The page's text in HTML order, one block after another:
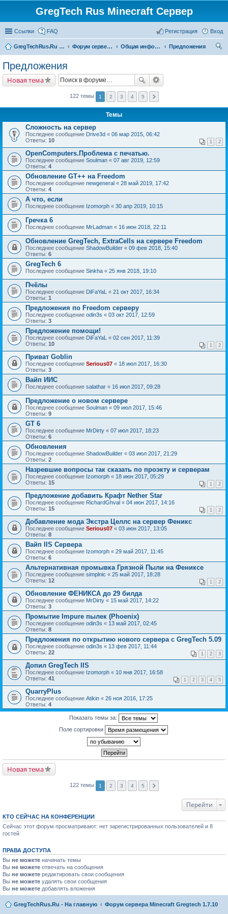
GregTech Rus Minecraft Сервер
Ссылки FAQ Вход
Регистрация
GregTechRus.Ru - На главную Форум сервера Minecraft Gregtech 1.7.10 Общая информация
Предложения
Предложения
Новая тема
122 темы 1 2 3 4 5
Темы
Сложность на сервер
Последнее сообщение Drive3d « 06 мар 2015, 06:42
Ответы: 10 1 2
OpenComputers.Проблема с печатью.
Последнее сообщение Soulman « 07 авг 2019, 12:59
Ответы: 4
Обновление GT++ на Freedom
Последнее сообщение newgeneral « 28 май 2019, 17:42
Ответы: 4
А что, если
Последнее сообщение Izomorph « 30 апр 2019, 10:15
Гречка 6
Последнее сообщение MrLadman « 16 июн 2018, 22:11
Обновление GregTech, ExtraCells на сервере Freedom
Последнее сообщение ShadowBuilder « 09 фев 2018, 15:40
Ответы: 6
GregTech 6
Последнее сообщение Sinkha « 25 янв 2018, 19:10
Пчёлы
Последнее сообщение DiFaYaL « 21 окт 2017, 16:34
Ответы: 1
Предложения по Freedom серверу
Последнее сообщение odin3s « 03 окт 2017, 12:59
Ответы: 3
Предложение помощи!
Последнее сообщение DiFaYaL « 02 сен 2017, 11:39
Ответы: 10 1 2
Приват Goblin
Последнее сообщение Serious07 « 18 июл 2017, 16:30
Ответы: 3
Вайп ИИС
Последнее сообщение salathar « 16 июл 2017, 09:28
Предложение о новом сервере
Последнее сообщение Soulman « 09 июл 2017, 15:46
Ответы: 9
GT 6
Последнее сообщение MrDirty « 07 июл 2017, 18:23
Ответы: 6
Обновления
Последнее сообщение ShadowBuilder « 03 июл 2017, 21:29
Ответы: 2
Назревшие вопросы так сказать по проэкту и серверам
Последнее сообщение Izomorph « 18 июн 2017, 05:29
Ответы: 15 1 2
Предложение добавить Крафт Nether Star
Последнее сообщение RichardGhval « 04 июн 2017, 14:16
Ответы: 15 1 2
Добавление мода Экстра Целлс на сервер Феникс
Последнее сообщение Serious07 « 03 июн 2017, 13:05
Ответы: 8
Вайп IIS Сервера
Последнее сообщение Izomorph « 29 май 2017, 11:45
Ответы: 6
Альтернативная промывка Грязной Пыли на Фениксе
Последнее сообщение simplnic « 25 май 2017, 18:28
Ответы: 12 1 2
Обновление ФЕНИКСА до 29 билда
Последнее сообщение MrDirty « 15 май 2017, 14:22
Ответы: 3
Промытие Impure пылек (Phoenix)
Последнее сообщение odin3s « 13 май 2017, 02:45
Ответы: 8
Предложения по открытию нового сервера c GregTech 5.09
Последнее сообщение odin3s « 13 фев 2017, 11:44
Ответы: 22 1 2 3
Допил GregTech IIS
Последнее сообщение Izomorph « 10 янв 2017, 16:58
Ответы: 41 1 2 3 4 5
QuarryPlus
Последнее сообщение Atikin « 26 ноя 2016, 17:25
Ответы: 4
Показать темы за:
Поле сортировки
Новая тема
122 темы 1 2 3 4 5
Перейти
КТО СЕЙЧАС НА КОНФЕРЕНЦИИ
Сейчас этот форум просматривают: нет зарегистрированных пользователей и 8
гостей
ПРАВА ДОСТУПА
Вы не можете начинать темы
Вы не можете отвечать на сообщения
Вы не можете редактировать свои сообщения
Вы не можете удалять свои сообщения
Вы не можете добавлять вложения
GregTechRus.Ru - На главную Форум сервера Minecraft Gregtech 1.7.10